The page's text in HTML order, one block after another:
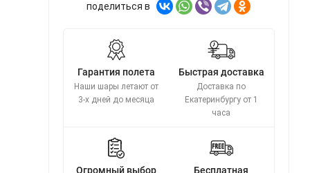
поделиться в
Гарантия полета
Наши шары летают от
3-х дней до месяца
Быстрая доставка
Доставка по
Екатеринбургу от 1
часа
Огромный выбор Бесплатная